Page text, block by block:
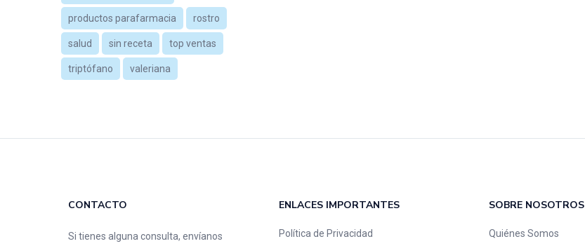
productos parafarmacia rostro
salud sin receta top ventas
triptófano valeriana
CONTACTO
Si tienes alguna consulta, envíanos
ENLACES IMPORTANTES
Política de Privacidad
SOBRE NOSOTROS
Quiénes Somos